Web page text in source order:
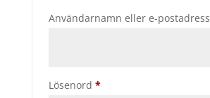
Användarnamn eller e-postadress
Lösenord *Obligatoriskt